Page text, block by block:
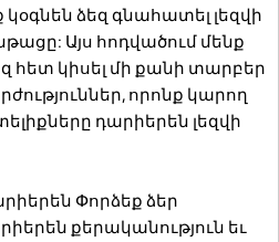
կօգնեն ձեզ գնահատել լեզվի
Այս հոդվածում մենք
հետ կիսել մի քանի տարբեր
որոնք կարող
դարիերեն լեզվի
Փորձեք ձեր
քերականություն եւ